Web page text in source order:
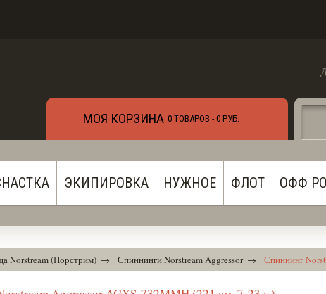
МОЯ КОРЗИНА 0 ТОВАРОВ - 0 РУБ.
ЭКИПИРОВКА НУЖНОЕ ФЛОТ ОФФ
Norstream (Норстрим) → Спиннинги Norstream Aggressor → Спиннинг